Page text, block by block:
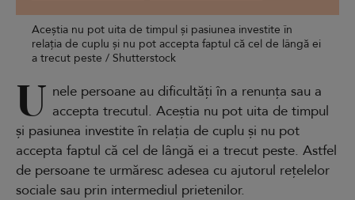
Aceștia nu pot uita de timpul și pasiunea investite în
relația de cuplu și nu pot accepta faptul că cel de lângă ei
a trecut peste / Shutterstock
U nele persoane au dificultăți în a renunța sau a
accepta trecutul. Aceștia nu pot uita de timpul
și pasiunea investite în relația de cuplu și nu pot
accepta faptul că cel de lângă ei a trecut peste. Astfel
de persoane te urmăresc adesea cu ajutorul rețelelor
sociale sau prin intermediul prietenilor.